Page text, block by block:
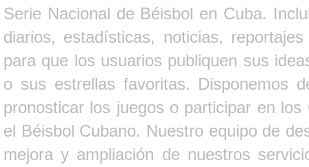
Serie Nacional de Béisbol en Cuba.
diarios, estadísticas, noticias,
para que los usuarios publiquen sus
o sus estrellas favoritas. Disponemos
pronosticar los juegos o participar en
el Béisbol Cubano. Nuestro equipo de
mejora y ampliación de nuestros